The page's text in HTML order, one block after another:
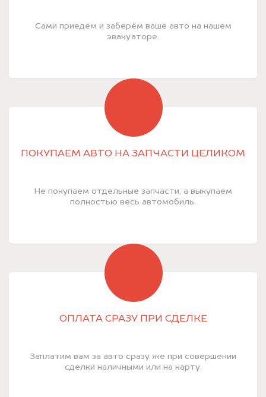
Сами приедем и заберём ваше авто на нашем
эвакуаторе.
ПОКУПАЕМ АВТО НА ЗАПЧАСТИ ЦЕЛИКОМ
Не покупаем отдельные запчасти, а выкупаем
полностью весь автомобиль.
ОПЛАТА СРАЗУ ПРИ СДЕЛКЕ
Заплатим вам за авто сразу же при совершении
сделки наличными или на карту.